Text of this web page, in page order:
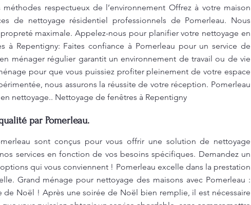
respectueux de l’environnement Offrez à votre maison
de nettoyage résidentiel professionnels de Pomerleau. Nous
maximale. Appelez-nous pour planifier votre nettoyage en
Repentigny: Faites confiance à Pomerleau pour un service de
ménager régulier garantit un environnement de travail ou de vie
pour que vous puissiez profiter pleinement de votre espace
nous assurons la réussite de votre réception. Pomerleau
nettoyage.. Nettoyage de fenêtres à Repentigny
par Pomerleau.
sont conçus pour vous offrir une solution de nettoyage
services en fonction de vos besoins spécifiques. Demandez un
qui vous conviennent ! Pomerleau excelle dans la prestation
Grand ménage pour nettoyage des maisons avec Pomerleau :
Noël ! Après une soirée de Noël bien remplie, il est nécessaire